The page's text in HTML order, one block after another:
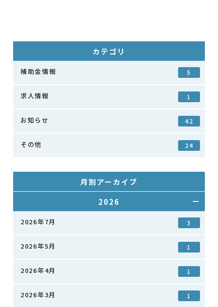
カテゴリ
補助金情報 5
求人情報 1
お知らせ 42
その他 24
月別アーカイブ
2026
2026年7月 3
2026年5月 1
2026年4月 1
2026年3月 1